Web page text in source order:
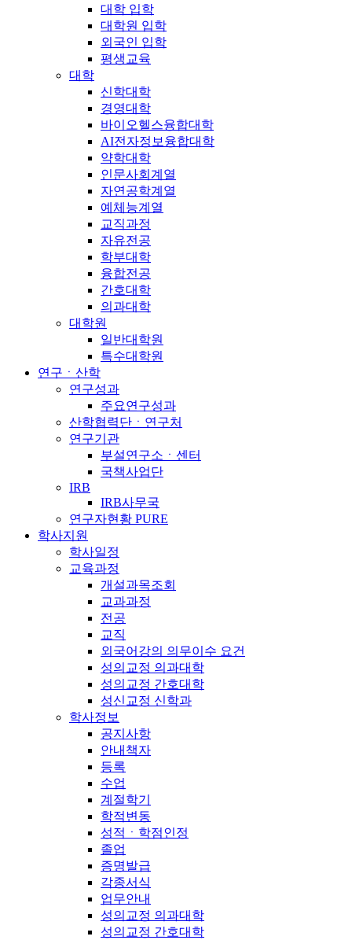
대학 입학
대학원 입학
외국인 입학
평생교육
대학
신학대학
경영대학
바이오헬스융합대학
AI전자정보융합대학
약학대학
인문사회계열
자연공학계열
예체능계열
교직과정
자유전공
학부대학
융합전공
간호대학
의과대학
대학원
일반대학원
특수대학원
연구ㆍ산학
연구성과
주요연구성과
산학협력단ㆍ연구처
연구기관
부설연구소ㆍ센터
국책사업단
IRB
IRB사무국
연구자현황 PURE
학사지원
학사일정
교육과정
개설과목조회
교과과정
전공
교직
외국어강의 의무이수 요건
성의교정 의과대학
성의교정 간호대학
성신교정 신학과
학사정보
공지사항
안내책자
등록
수업
계절학기
학적변동
성적ㆍ학점인정
졸업
증명발급
각종서식
업무안내
성의교정 의과대학
성의교정 간호대학